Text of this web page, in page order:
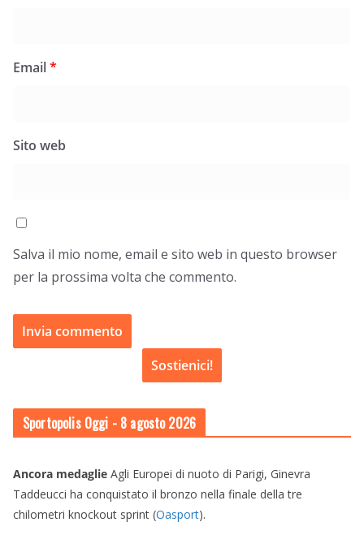
Email*
Sito web
Salva il mio nome, email e sito web in questo browser
per la prossima volta che commento.
Sostienici!
Sportopolis Oggi - 8 agosto 2026
Ancora medaglie Agli Europei di nuoto di Parigi, Ginevra
Taddeucci ha conquistato il bronzo nella finale della tre
chilometri knockout sprint (Oasport).